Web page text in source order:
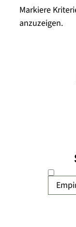
Markiere
anzuzeigen.